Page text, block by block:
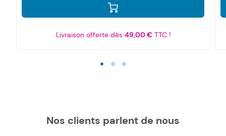
Livraison offerte dès 49,00 €TTC !
Nos clients parlent de nous